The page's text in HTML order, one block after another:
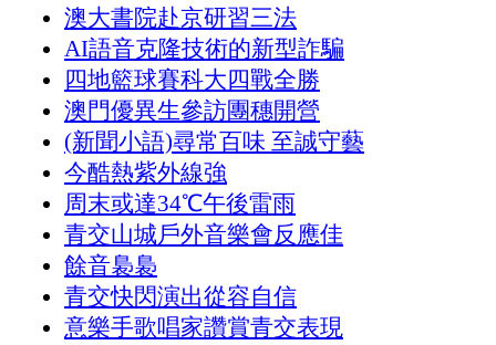
澳大書院赴京研習三法
AI語音克隆技術的新型詐騙
四地籃球賽科大四戰全勝
澳門優異生參訪團穗開營
(新聞小語)尋常百味 至誠守藝
今酷熱紫外線強
周末或達34℃午後雷雨
青交山城戶外音樂會反應佳
餘音裊裊
青交快閃演出從容自信
意樂手歌唱家讚賞青交表現